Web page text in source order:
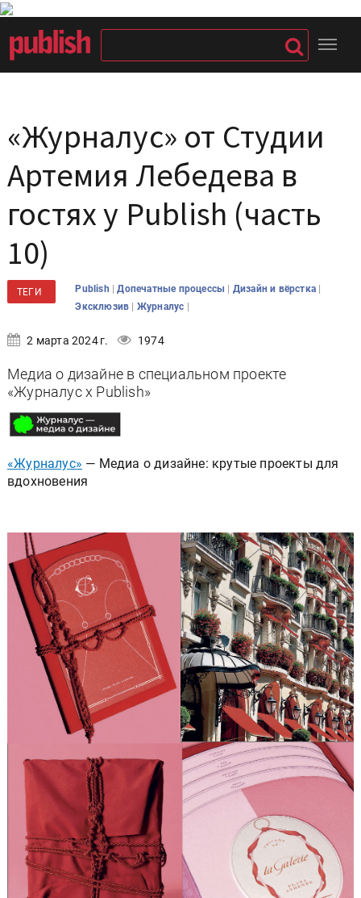
«Журналус» от Студии
Артемия Лебедева в
гостях у Publish (часть
10)
ТЕГИ Publish |Допечатные процессы | Дизайн и вёрстка |
Эксклюзив | Журналус |
2 марта 2024 г. 1974
Медиа о дизайне в специальном проекте
«Журналус x Publish»
«Журналус» — Медиа о дизайне: крутые проекты для
вдохновения